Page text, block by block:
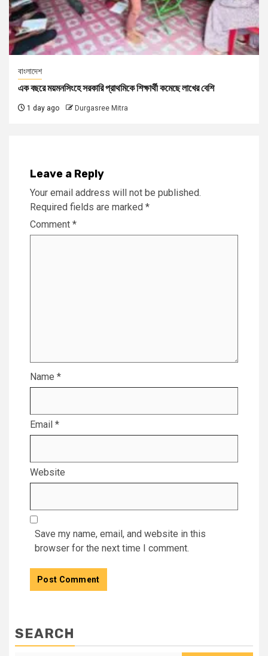
বাংলাদেশ
এক বছরে ময়মনসিংহে সরকারি প্রাথমিকে শিক্ষার্থী কমেছে লাখের বেশি
1 day ago Durgasree Mitra
Leave a Reply
Your email address will not be published.
Required fields are marked *
Comment *
Name *
Email *
Website
Save my name, email, and website in this
browser for the next time I comment.
SEARCH